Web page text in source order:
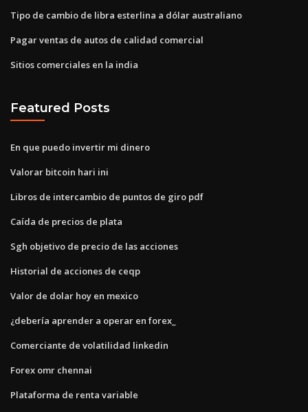
Tipo de cambio de libra esterlina a dólar australiano
Pagar ventas de autos de calidad comercial
Sitios comerciales en la india
Featured Posts
En que puedo invertir mi dinero
Valorar bitcoin hari ini
Libros de intercambio de puntos de giro pdf
Caída de precios de plata
Sgh objetivo de precio de las acciones
Historial de acciones de ceqp
Valor de dolar hoy en mexico
¿debería aprender a operar en forex_
Comerciante de volatilidad linkedin
Forex omr chennai
Plataforma de renta variable